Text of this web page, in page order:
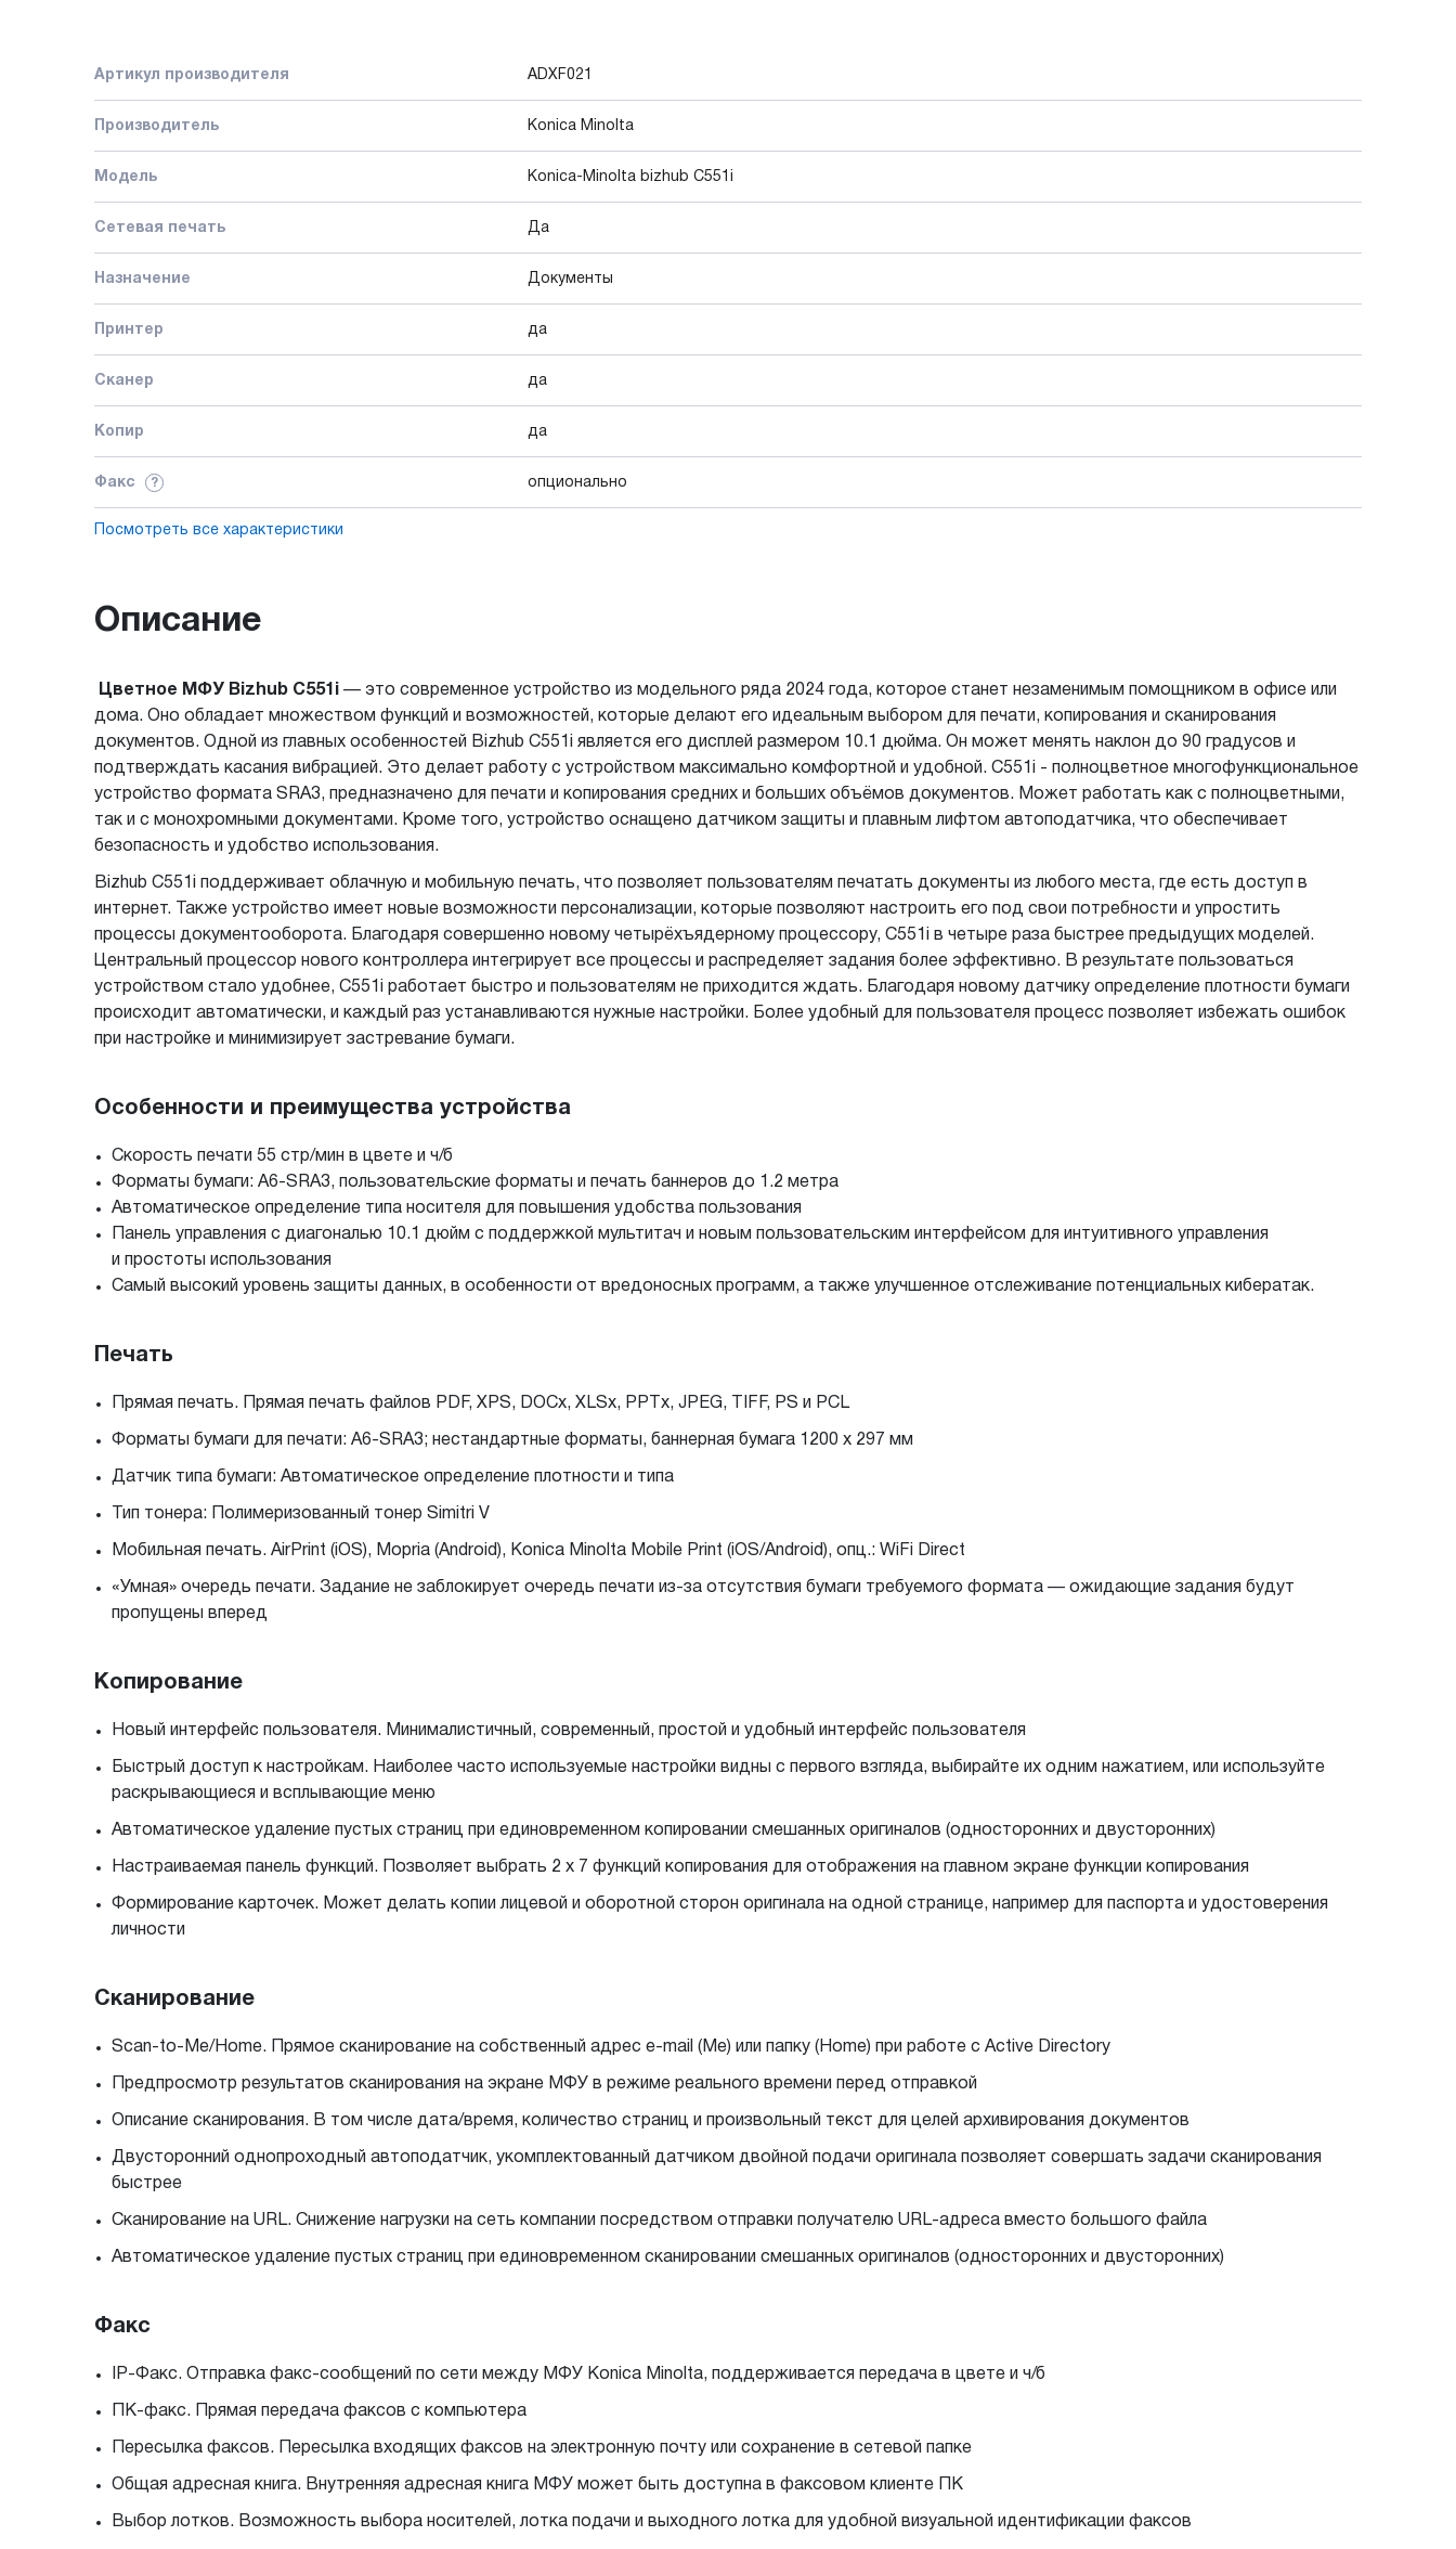
Артикул производителя ADXF021
Производитель Konica Minolta
Модель Konica-Minolta bizhub C551i
Сетевая печать Да
Назначение Документы
Принтер да
Сканер да
Копир да
Факс ? опционально
Посмотреть все характеристики
Описание
Цветное МФУ Bizhub C551i — это современное устройство из модельного ряда 2024 года, которое станет незаменимым помощником в офисе или
дома. Оно обладает множеством функций и возможностей, которые делают его идеальным выбором для печати, копирования и сканирования
документов. Одной из главных особенностей Bizhub C551i является его дисплей размером 10.1 дюйма. Он может менять наклон до 90 градусов и
подтверждать касания вибрацией. Это делает работу с устройством максимально комфортной и удобной. C551i - полноцветное многофункциональное
устройство формата SRA3, предназначено для печати и копирования средних и больших объёмов документов. Может работать как с полноцветными,
так и с монохромными документами. Кроме того, устройство оснащено датчиком защиты и плавным лифтом автоподатчика, что обеспечивает
безопасность и удобство использования.
Bizhub C551i поддерживает облачную и мобильную печать, что позволяет пользователям печатать документы из любого места, где есть доступ в
интернет. Также устройство имеет новые возможности персонализации, которые позволяют настроить его под свои потребности и упростить
процессы документооборота. Благодаря совершенно новому четырёхъядерному процессору, C551i в четыре раза быстрее предыдущих моделей.
Центральный процессор нового контроллера интегрирует все процессы и распределяет задания более эффективно. В результате пользоваться
устройством стало удобнее, C551i работает быстро и пользователям не приходится ждать. Благодаря новому датчику определение плотности бумаги
происходит автоматически, и каждый раз устанавливаются нужные настройки. Более удобный для пользователя процесс позволяет избежать ошибок
при настройке и минимизирует застревание бумаги.
Особенности и преимущества устройства
Скорость печати 55 стр/мин в цвете и ч/б
Форматы бумаги: A6-SRA3, пользовательские форматы и печать баннеров до 1.2 метра
Автоматическое определение типа носителя для повышения удобства пользования
Панель управления с диагональю 10.1 дюйм с поддержкой мультитач и новым пользовательским интерфейсом для интуитивного управления
и простоты использования
Самый высокий уровень защиты данных, в особенности от вредоносных программ, а также улучшенное отслеживание потенциальных кибератак.
Печать
Прямая печать. Прямая печать файлов PDF, XPS, DOCx, XLSx, PPTx, JPEG, TIFF, PS и PCL
Форматы бумаги для печати: A6-SRA3; нестандартные форматы, баннерная бумага 1200 x 297 мм
Датчик типа бумаги: Автоматическое определение плотности и типа
Тип тонера: Полимеризованный тонер Simitri V
Мобильная печать. AirPrint (iOS), Mopria (Android), Konica Minolta Mobile Print (iOS/Android), опц.: WiFi Direct
«Умная» очередь печати. Задание не заблокирует очередь печати из-за отсутствия бумаги требуемого формата — ожидающие задания будут
пропущены вперед
Копирование
Новый интерфейс пользователя. Минималистичный, современный, простой и удобный интерфейс пользователя
Быстрый доступ к настройкам. Наиболее часто используемые настройки видны с первого взгляда, выбирайте их одним нажатием, или используйте
раскрывающиеся и всплывающие меню
Автоматическое удаление пустых страниц при единовременном копировании смешанных оригиналов (односторонних и двусторонних)
Настраиваемая панель функций. Позволяет выбрать 2 x 7 функций копирования для отображения на главном экране функции копирования
Формирование карточек. Может делать копии лицевой и оборотной сторон оригинала на одной странице, например для паспорта и удостоверения
личности
Сканирование
Scan-to-Me/Home. Прямое сканирование на собственный адрес e-mail (Me) или папку (Home) при работе с Active Directory
Предпросмотр результатов сканирования на экране МФУ в режиме реального времени перед отправкой
Описание сканирования. В том числе дата/время, количество страниц и произвольный текст для целей архивирования документов
Двусторонний однопроходный автоподатчик, укомплектованный датчиком двойной подачи оригинала позволяет совершать задачи сканирования
быстрее
Сканирование на URL. Снижение нагрузки на сеть компании посредством отправки получателю URL-адреса вместо большого файла
Автоматическое удаление пустых страниц при единовременном сканировании смешанных оригиналов (односторонних и двусторонних)
Факс
IP-Факс. Отправка факс-сообщений по сети между МФУ Konica Minolta, поддерживается передача в цвете и ч/б
ПК-факс. Прямая передача факсов с компьютера
Пересылка факсов. Пересылка входящих факсов на электронную почту или сохранение в сетевой папке
Общая адресная книга. Внутренняя адресная книга МФУ может быть доступна в факсовом клиенте ПК
Выбор лотков. Возможность выбора носителей, лотка подачи и выходного лотка для удобной визуальной идентификации факсов